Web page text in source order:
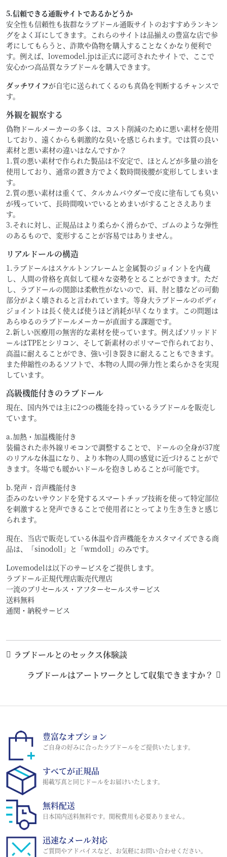
5.信頼できる通販サイトであるかどうか
安全性も信頼性も抜群なラブドール通販サイトのおすすめランキン
グをよく耳にしてきます。これらのサイトは品揃えの豊富な店で参
考にしてもらうと、詐欺や偽物を購入することなくかなり便利で
す。例えば、lovemodel.jpは正式に認可されたサイトで、ここで
安心かつ高品質なラブドールを購入できます。
ダッチワイフが自宅に送られてくるのも真偽を判断するチャンスで
す。
外観を観察する
偽物ドールメーカーの多くは、コスト削減のために悪い素材を使用
しており、遠くからも刺激的な臭いを感じられます。では質の良い
素材と悪い素材の違いはなんですか？
1.質の悪い素材で作られた製品は不安定で、ほとんどが多量の油を
使用しており、通常の置き方でよく数時間後腰が変形してしまいま
す。
2.質の悪い素材は重くて、タルカムパウダーで皮に塗布しても臭い
が残っていて、長時間嗅いでいるとめまいがすることさえありま
す。
3.それに対し、正規品はより柔らかく滑らかで、ゴムのような弾性
のあるもので、変形することが容易ではありません。
リアルドールの構造
1.ラブドールはスケルトンフレームと金属製のジョイントを内蔵
し、人間の骨格を真似して様々な姿勢をとることができます。ただ
し、ラブドールの関節は柔軟性がないので、肩、肘と膝などの可動
部分がよく壊されると言われています。等身大ラブドールのボディ
ジョイントは長く使えば使うほど消耗が早くなります。この問題は
あらゆるのラブドールメーカーが直面する課題です。
2.新しい医療用の無害的な素材を使っています。例えばソリッドド
ールはTPEとシリコン、そして新素材のポリマーで作られており、
高温に耐えることができ、強い引き裂きに耐えることもできます。
また伸縮性のあるソフトで、本物の人間の弾力性と柔らかさを実現
しています。
高級機能付きのラブドール
現在、国内外では主に2つの機能を持っているラブドールを販売し
ています。
a.加熱・加温機能付き
装備された赤外線リモコンで調整することで、ドールの全身が37度
のリアルな体温になり、より本物の人間の感覚に近づけることがで
きます。冬場でも暖かいドールを抱きしめることが可能です。
b.発声・音声機能付き
歪みのないサウンドを発するスマートチップ技術を使って特定部位
を刺激すると発声できることで使用者にとってより生き生きと感じ
られます。
現在、当店で販売している体温や音声機能をカスタマイズできる商
品は、「sinodoll」と「wmdoll」のみです。
Lovemodelは以下のサービスをご提供します。
ラブドール正規代理店販売代理店
一流のプリセールス・アフターセールスサービス
送料無料
通関・納税サービス
ラブドールとのセックス体験談
ラブドールはアートワークとして収集できますか？
豊富なオプション
ご自身の好みに合ったラブドールをご提供いたします。
すべてが正規品
掲載写真と同じドールをお届けいたします。
無料配送
日本国内送料無料です。関税費用も必要ありません。
迅速なメール対応
ご質問やアドバイスなど、お気軽にお問い合わせください。